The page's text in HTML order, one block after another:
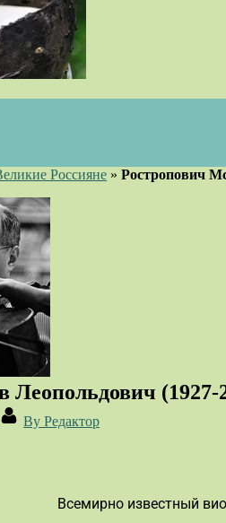
Россияне » Ростропович
Леопольдович (1927-
By Редактор
Всемирно известный